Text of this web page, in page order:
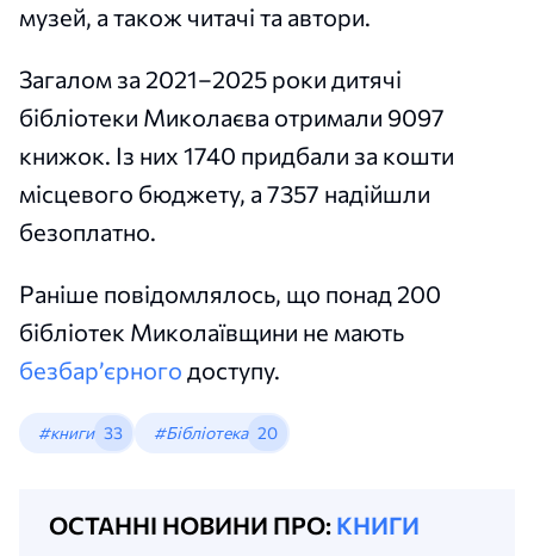
музей, а також читачі та автори.
Загалом за 2021–2025 роки дитячі
бібліотеки Миколаєва отримали 9097
книжок. Із них 1740 придбали за кошти
місцевого бюджету, а 7357 надійшли
безоплатно.
Раніше повідомлялось, що понад 200
бібліотек Миколаївщини не мають
безбар’єрного доступу.
#книги 33 #Бібліотека 20
ОСТАННІ НОВИНИ ПРО: КНИГИ